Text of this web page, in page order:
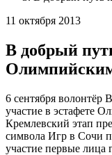
11 октября 2013
В добрый
6 сентября
участие в эстафете
Кремлевский этап
символа Игр в Сочи
участие первые лица